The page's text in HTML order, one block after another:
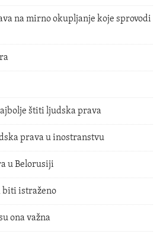
na mirno okupljanje koje sprovodi
štiti ljudska prava
prava u inostranstvu
u Belorusiji
biti istraženo
ona važna